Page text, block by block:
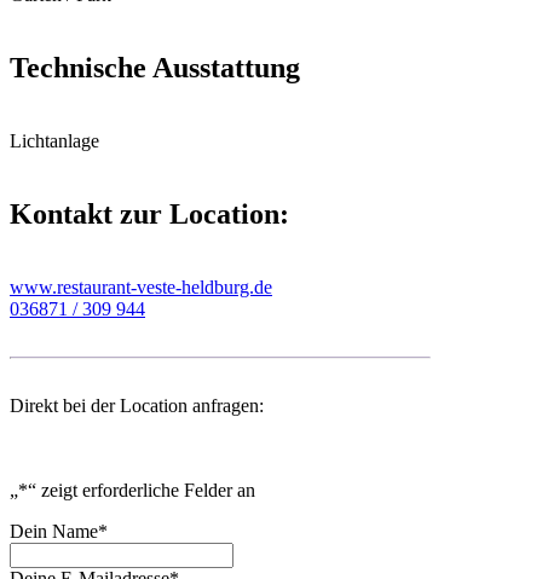
Technische Ausstattung
Lichtanlage
Kontakt zur Location:
www.restaurant-veste-heldburg.de
036871 / 309 944
Direkt bei der Location anfragen:
„*“ zeigt erforderliche Felder an
Dein Name*